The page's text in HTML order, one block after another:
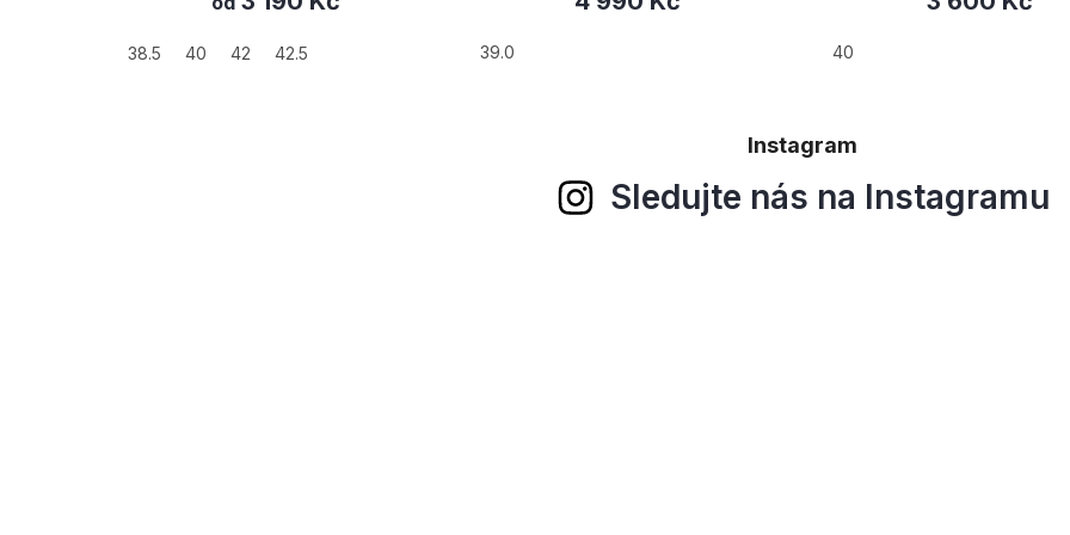
39.0 40 38
Instagram
Sledujte nás na Instagramu